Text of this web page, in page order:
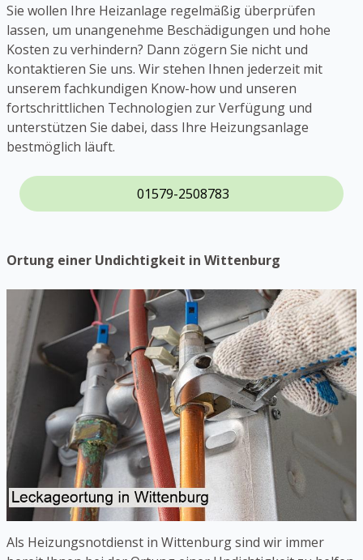
Sie wollen Ihre Heizanlage regelmäßig überprüfen
lassen, um unangenehme Beschädigungen und hohe
Kosten zu verhindern? Dann zögern Sie nicht und
kontaktieren Sie uns. Wir stehen Ihnen jederzeit mit
unserem fachkundigen Know-how und unseren
fortschrittlichen Technologien zur Verfügung und
unterstützen Sie dabei, dass Ihre Heizungsanlage
bestmöglich läuft.
01579-2508783
Ortung einer Undichtigkeit in Wittenburg
Als Heizungsnotdienst in Wittenburg sind wir immer